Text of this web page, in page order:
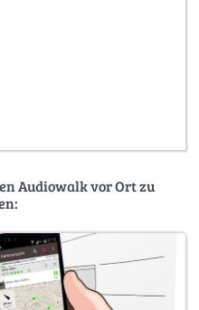
Audiowalk vor Ort zu